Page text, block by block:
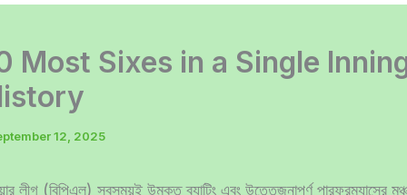
Most Sixes in a Single
12, 2025
লীগ (বিপিএল) সবসময়ই উন্মুক্ত ব্যাটিং এবং উত্তেজনাপূর্ণ পারফরম্যান্সের